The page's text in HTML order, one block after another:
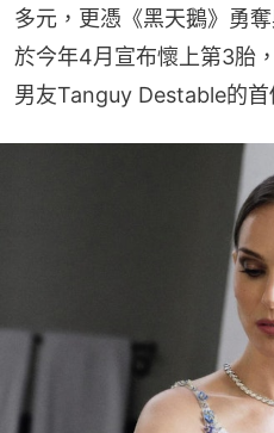
多元，更憑《黑天鵝》勇
於今年4月宣布懷上第3胎
男友Tanguy Destable的首